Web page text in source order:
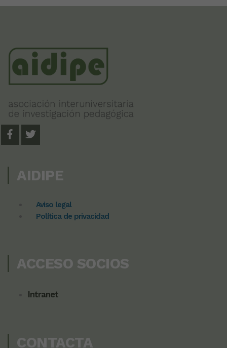
AIDIPE
Aviso legal
Política de privacidad
ACCESO SOCIOS
Intranet
CONTACTA